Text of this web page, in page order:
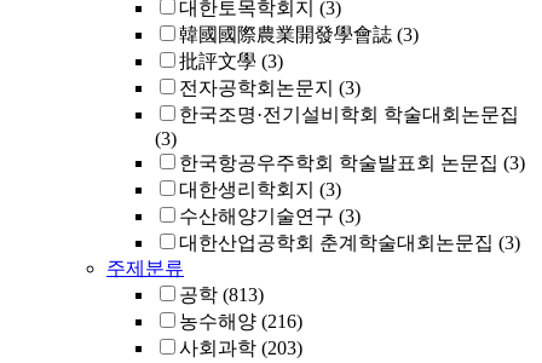
대한토목학회지 (3)
韓國國際農業開發學會誌 (3)
批評文學 (3)
전자공학회논문지 (3)
한국조명·전기설비학회 학술대회논문집
(3)
한국항공우주학회 학술발표회 논문집 (3)
대한생리학회지 (3)
수산해양기술연구 (3)
대한산업공학회 춘계학술대회논문집 (3)
주제분류
공학 (813)
농수해양 (216)
사회과학 (203)